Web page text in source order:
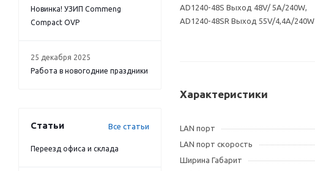
AD1240-48S Выход 48V/ 5A/240W,
AD1240-48SR Выход 55V/4,4A/240W
Характеристики
LAN порт
LAN порт скорость
Ширина Габарит
Новинка! УЗИП Commeng
Compact OVP
25 декабря 2025
Работа в новогодние праздники
Статьи Все статьи
Переезд офиса и склада